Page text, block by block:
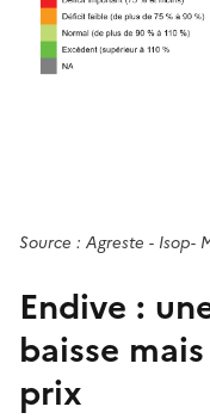
Source : Agreste - Isop-
Endive :
baisse
prix